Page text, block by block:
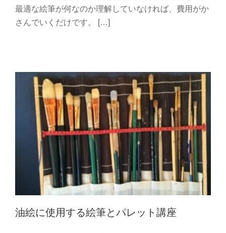
最適な絵筆が何なのか理解していなければ、費用がか
さんでいくだけです。 […]
油絵に使用する絵筆とパレット講座
油絵に使用する絵筆とパレット講座